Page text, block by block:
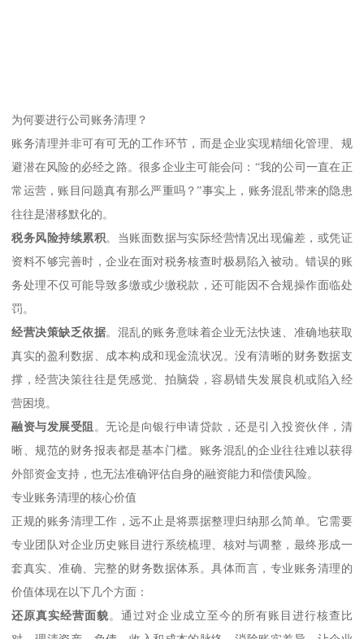
为何要进行公司账务清理？
账务清理并非可有可无的工作环节，而是企业实现精细化管理、规
避潜在风险的必经之路。很多企业主可能会问：“我的公司一直在正
常运营，账目问题真有那么严重吗？”事实上，账务混乱带来的隐患
往往是潜移默化的。
税务风险持续累积。当账面数据与实际经营情况出现偏差，或凭证
资料不够完善时，企业在面对税务核查时极易陷入被动。错误的账
务处理不仅可能导致多缴或少缴税款，还可能因不合规操作面临处
罚。
经营决策缺乏依据。混乱的账务意味着企业无法快速、准确地获取
真实的盈利数据、成本构成和现金流状况。没有清晰的财务数据支
撑，经营决策往往是凭感觉、拍脑袋，容易错失发展良机或陷入经
营困境。
融资与发展受阻 。无论是向银行申请贷款，还是引入投资伙伴，清
晰、规范的财务报表都是基本门槛。账务混乱的企业往往难以获得
外部资金支持，也无法准确评估自身的融资能力和偿债风险。
专业账务清理的核心价值
正规的账务清理工作，远不止是将票据整理归纳那么简单。它需要
专业团队对企业历史账目进行系统梳理、核对与调整，最终形成一
套真实、准确、完整的财务数据体系。具体而言，专业账务清理的
价值体现在以下几个方面：
还原真实经营面貌。通过对企业成立至今的所有账目进行核查比